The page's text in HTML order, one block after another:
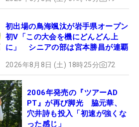
初出場の鳥海颯汰が岩手県オープン
初V「この大会を機にどんどん上
に」 シニアの部は宮本勝昌が連覇
2026年8月8日 (土) 18時25分 72
2006年発売の『ツアーAD
PT』が再び脚光 脇元華、
穴井詩も投入「初速が強くな
った感じ」